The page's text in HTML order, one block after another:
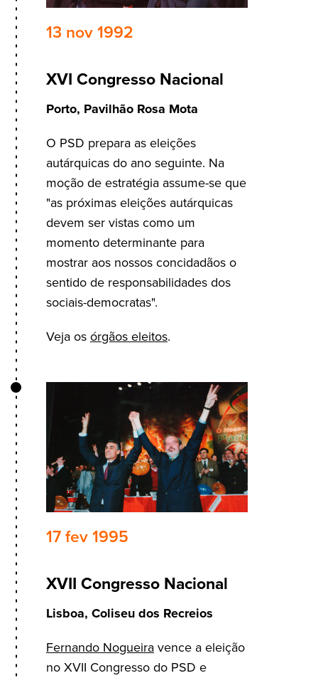
13 nov 1992
XVI Congresso Nacional
Porto, Pavilhão Rosa Mota
O PSD prepara as eleições
autárquicas do ano seguinte. Na
moção de estratégia assume-se que
"as próximas eleições autárquicas
devem ser vistas como um
momento determinante para
mostrar aos nossos concidadãos o
sentido de responsabilidades dos
sociais-democratas".
Veja os órgãos eleitos.
17 fev 1995
XVII Congresso Nacional
Lisboa, Coliseu dos Recreios
Fernando Nogueira vence a eleição
no XVII Congresso do PSD e